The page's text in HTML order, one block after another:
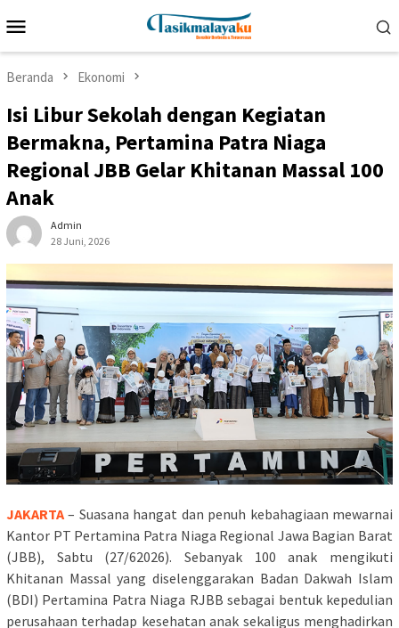
ke
Mobile
Beranda Ekonomi
Isi Libur Sekolah dengan Kegiatan
Bermakna, Pertamina Patra Niaga
Regional JBB Gelar Khitanan Massal 100
Anak
Admin
28 Juni, 2026
JAKARTA – Suasana hangat dan penuh kebahagiaan mewarnai
Kantor PT Pertamina Patra Niaga Regional Jawa Bagian Barat
(JBB), Sabtu (27/62026). Sebanyak 100 anak mengikuti
Khitanan Massal yang diselenggarakan Badan Dakwah Islam
(BDI) Pertamina Patra Niaga RJBB sebagai bentuk kepedulian
perusahaan terhadap kesehatan anak sekaligus menghadirkan